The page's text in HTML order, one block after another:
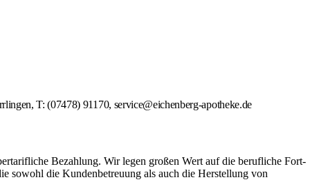
T: (07478) 91170, service@eichenberg-apotheke.de
Bezahlung. Wir legen großen Wert auf die berufliche Fort-
sowohl die Kundenbetreuung als auch die Herstellung von